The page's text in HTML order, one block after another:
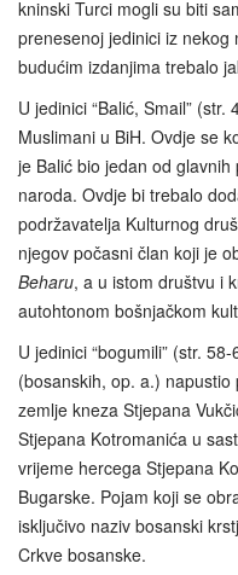
kninski Turci mogli su biti
prenesenoj jedinici iz
budućim izdanjima trebalo
U jedinici “Balić, Smail”
Muslimani u BiH. Ovdje se
je Balić bio jedan od
naroda. Ovdje bi trebalo
podržavatelja Kulturnog
njegov počasni član koji je
Beharu, a u istom društvu i
autohtonom bošnjačkom
U jedinici “bogumili” (str.
(bosanskih, op. a.)
zemlje kneza Stjepana
Stjepana Kotromanića u
vrijeme hercega Stjepana
Bugarske. Pojam koji se
isključivo naziv bosanski
Crkve bosanske.